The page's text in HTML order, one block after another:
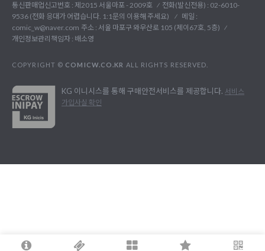
통신판매업신고번호 : 제2015 서울마포 - 2009호
전화(발신전용) : 02-6010-
9536 (전화 응대가 어렵습니다. 1:1문의 이용해 주세요)
메일 :
comic_w@naver.com 주소 : 서울 마포구 와우산로 105 (제이67호, 5층)
개인정보관리책임자 : 배소영
COPYRIGHT © COMICW.CO.KR ALL RIGHTS RESERVED.
KG 이니시스를 통해 구매안전서비스를 제공합니다. 서비스
가입사실 확인